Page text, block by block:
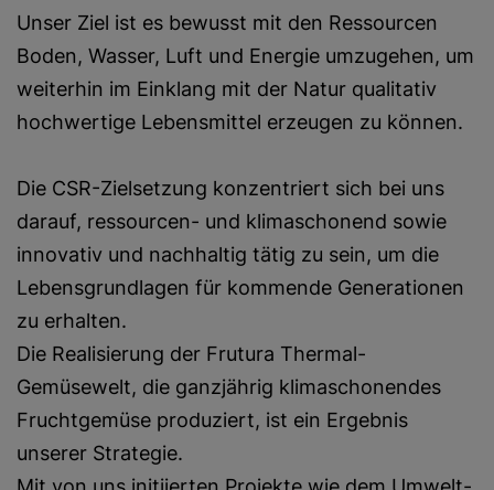
Unser Ziel ist es bewusst mit den Ressourcen
Boden, Wasser, Luft und Energie umzugehen, um
weiterhin im Einklang mit der Natur qualitativ
hochwertige Lebensmittel erzeugen zu können.
Die CSR-Zielsetzung konzentriert sich bei uns
darauf, ressourcen- und klimaschonend sowie
innovativ und nachhaltig tätig zu sein, um die
Lebensgrundlagen für kommende Generationen
zu erhalten.
Die Realisierung der Frutura Thermal-
Gemüsewelt, die ganzjährig klimaschonendes
Fruchtgemüse produziert, ist ein Ergebnis
unserer Strategie.